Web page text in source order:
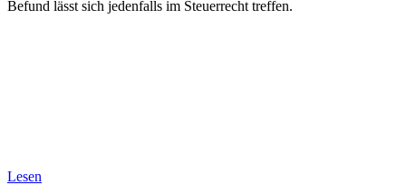
Befund lässt sich jedenfalls im Steuerrecht treffen.
Lesen